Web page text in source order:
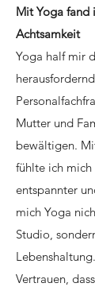
Mit Yoga fand
Achtsamkeit
Yoga half mir
Mutter und
bewältigen.
fühlte ich mich
entspannter
mich Yoga
Studio,
Vertrauen,